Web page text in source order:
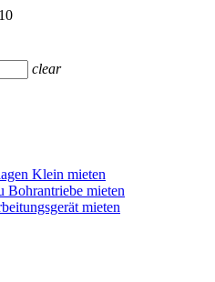
clear
Klein mieten
Bohrantriebe mieten
mieten